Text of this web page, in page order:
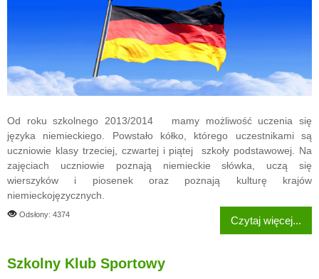
Od roku szkolnego 2013/2014 mamy możliwość uczenia się
języka niemieckiego. Powstało kółko, którego uczestnikami są
uczniowie klasy trzeciej, czwartej i piątej szkoły podstawowej. Na
zajęciach uczniowie poznają niemieckie słówka, uczą się
wierszyków i piosenek oraz poznają kulturę krajów
niemieckojęzycznych.
Odsłony: 4374 Czytaj więcej...
Szkolny Klub Sportowy